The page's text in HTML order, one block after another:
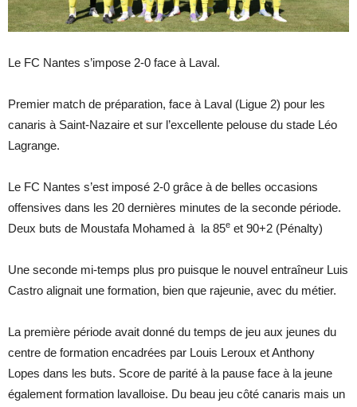
Le FC Nantes s’impose 2-0 face à Laval.
Premier match de préparation, face à Laval (Ligue 2) pour les
canaris à Saint-Nazaire et sur l’excellente pelouse du stade Léo
Lagrange.
Le FC Nantes s’est imposé 2-0 grâce à de belles occasions
offensives dans les 20 dernières minutes de la seconde période.
Deux buts de Moustafa Mohamed à la 85e et 90+2 (Pénalty)
Une seconde mi-temps plus pro puisque le nouvel entraîneur Luis
Castro alignait une formation, bien que rajeunie, avec du métier.
La première période avait donné du temps de jeu aux jeunes du
centre de formation encadrées par Louis Leroux et Anthony
Lopes dans les buts. Score de parité à la pause face à la jeune
également formation lavalloise. Du beau jeu côté canaris mais un